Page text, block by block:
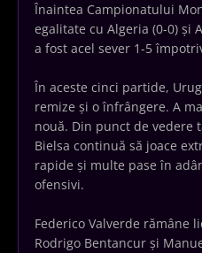
Înaintea Campionatului
egalitate cu Algeria (0-0) și
a fost acel sever 1-5
În aceste cinci partide,
remize și o înfrângere. A
nouă. Din punct de vedere
Bielsa continuă să joace
rapide și multe pase în
ofensivi.
Federico Valverde rămâne
Rodrigo Bentancur și